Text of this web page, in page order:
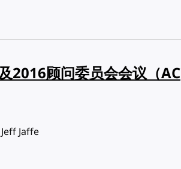
2016顾问委员会会议（AC
Jaffe